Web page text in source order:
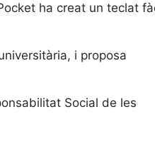
ha creat un teclat
i proposa
Social de les